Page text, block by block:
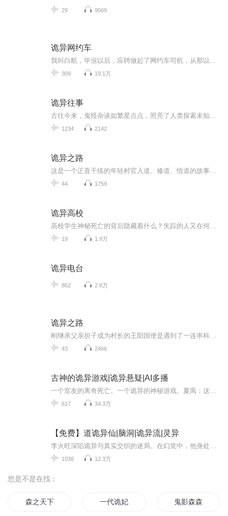
29 9569
诡异网约车
309 19.1万
诡异往事
1234 2142
诡异之路
44 1759
诡异高校
19 1.9万
诡异电台
862 2.8万
诡异之路
43 2466
古神的诡异游戏|诡异悬疑|AI多播
617 34.3万
【免费】道诡异仙|脑洞|诡异流|灵异
1038 12.3万
您是不是在找：
森之天下 一代诡妃 鬼影森森